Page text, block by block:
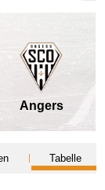
Angers
Tabelle